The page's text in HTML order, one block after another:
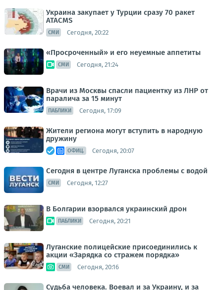
Украина закупает у Турции сразу 70 ракет
ATACMS
СМИ Сегодня, 20:22
«Просроченный» и его неуемные аппетиты
СМИ Сегодня, 21:24
Врачи из Москвы спасли пациентку из ЛНР от
паралича за 15 минут
ПАБЛИКИ Сегодня, 17:09
Жители региона могут вступить в народную
дружину
ОФИЦ. Сегодня, 20:07
Сегодня в центре Луганска проблемы с водой
СМИ Сегодня, 12:27
В Болгарии взорвался украинский дрон
ПАБЛИКИ Сегодня, 20:21
Луганские полицейские присоединились к
акции «Зарядка со стражем порядка»
СМИ Сегодня, 20:16
Судьба человека. Воевал и за Украину, и за